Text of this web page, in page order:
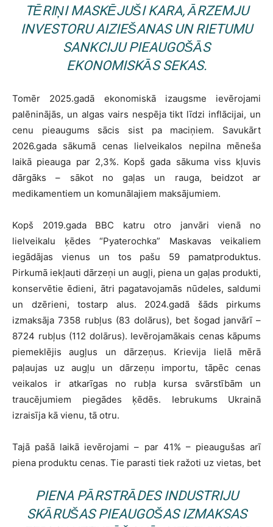
TĒRIŅI MASKĒJUŠI KARA, ĀRZEMJU
INVESTORU AIZIEŠANAS UN RIETUMU
SANKCIJU PIEAUGOŠĀS
EKONOMISKĀS SEKAS.
Tomēr 2025.gadā ekonomiskā izaugsme ievērojami
palēninājās, un algas vairs nespēja tikt līdzi inflācijai, un
cenu pieaugums sācis sist pa maciņiem. Savukārt
2026.gada sākumā cenas lielveikalos nepilna mēneša
laikā pieauga par 2,3%. Kopš gada sākuma viss kļuvis
dārgāks – sākot no gaļas un rauga, beidzot ar
medikamentiem un komunālajiem maksājumiem.
Kopš 2019.gada BBC katru otro janvāri vienā no
lielveikalu ķēdes “Pyaterochka” Maskavas veikaliem
iegādājas vienus un tos pašu 59 pamatproduktus.
Pirkumā iekļauti dārzeņi un augļi, piena un gaļas produkti,
konservētie ēdieni, ātri pagatavojamās nūdeles, saldumi
un dzērieni, tostarp alus. 2024.gadā šāds pirkums
izmaksāja 7358 rubļus (83 dolārus), bet šogad janvārī –
8724 rubļus (112 dolārus). Ievērojamākais cenas kāpums
piemeklējis augļus un dārzeņus. Krievija lielā mērā
paļaujas uz augļu un dārzeņu importu, tāpēc cenas
veikalos ir atkarīgas no rubļa kursa svārstībām un
traucējumiem piegādes ķēdēs. Iebrukums Ukrainā
izraisīja kā vienu, tā otru.
Tajā pašā laikā ievērojami – par 41% – pieaugušas arī
piena produktu cenas. Tie parasti tiek ražoti uz vietas, bet
PIENA PĀRSTRĀDES INDUSTRIJU
SKĀRUŠAS PIEAUGOŠAS IZMAKSAS